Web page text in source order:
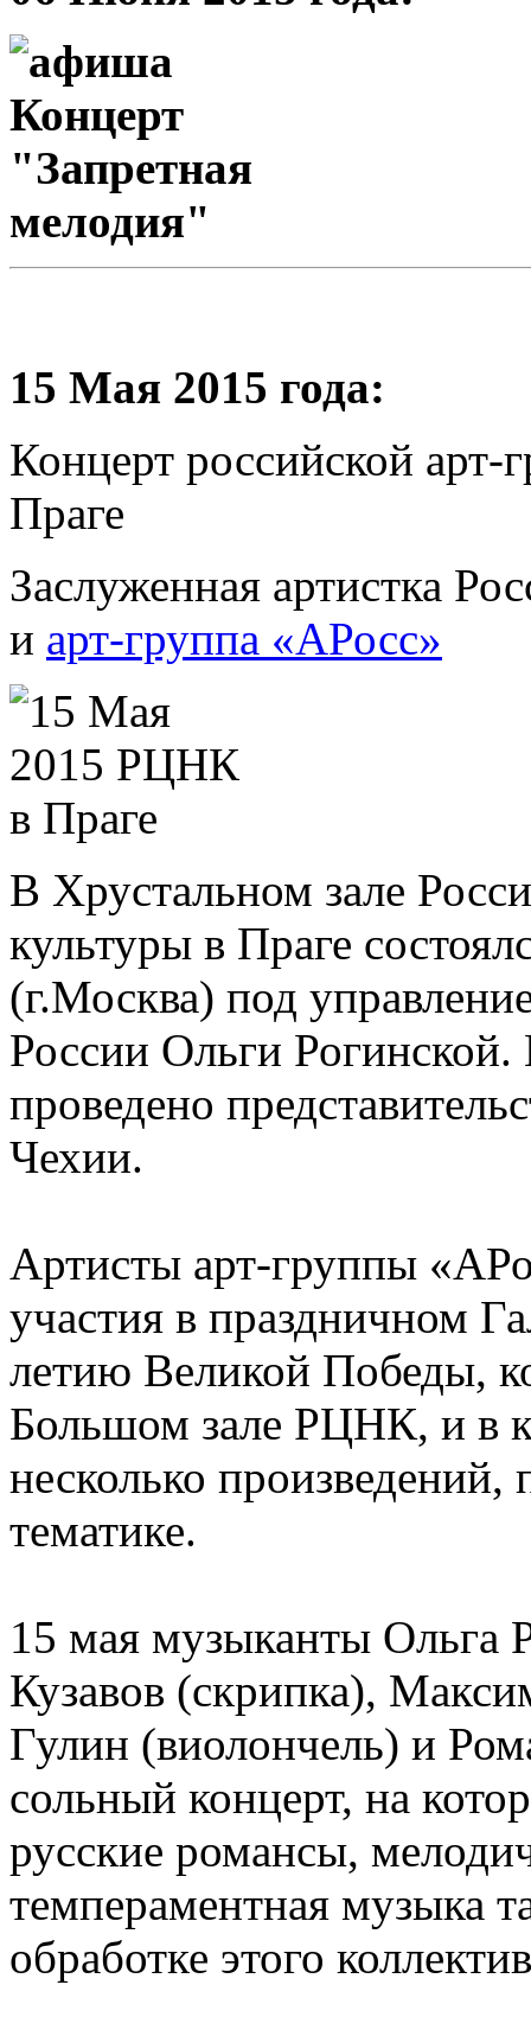
15 Мая 2015 года:
Концерт российской
Праге
Заслуженная артистка
и арт-группа «АРосс»
В Хрустальном зале
культуры в Праге
(г.Москва) под
России Ольги
проведено
Чехии.
Артисты арт-группы
участия в праздничном
летию Великой Победы,
Большом зале РЦНК, и в
несколько
тематике.
15 мая музыканты Ольга
Кузавов (скрипка),
Гулин (виолончель) и
сольный концерт, на
русские романсы,
темпераментная музыка
обработке этого